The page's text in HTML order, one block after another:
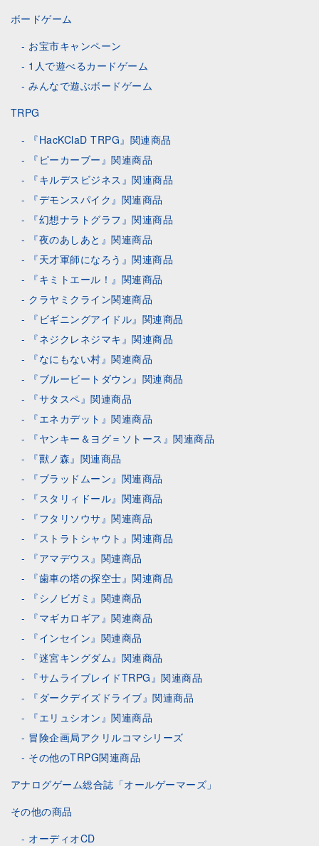
ボードゲーム
お宝市キャンペーン
1人で遊べるカードゲーム
みんなで遊ぶボードゲーム
TRPG
『HacKClaD TRPG』関連商品
『ピーカーブー』関連商品
『キルデスビジネス』関連商品
『デモンスパイク』関連商品
『幻想ナラトグラフ』関連商品
『夜のあしあと』関連商品
『天才軍師になろう』関連商品
『キミトエール！』関連商品
クラヤミクライン関連商品
『ビギニングアイドル』関連商品
『ネジクレネジマキ』関連商品
『なにもない村』関連商品
『ブルービートダウン』関連商品
『サタスペ』関連商品
『エネカデット』関連商品
『ヤンキー＆ヨグ＝ソトース』関連商品
『獸ノ森』関連商品
『ブラッドムーン』関連商品
『スタリィドール』関連商品
『フタリソウサ』関連商品
『ストラトシャウト』関連商品
『アマデウス』関連商品
『歯車の塔の探空士』関連商品
『シノビガミ』関連商品
『マギカロギア』関連商品
『インセイン』関連商品
『迷宮キングダム』関連商品
『サムライブレイドTRPG』関連商品
『ダークデイズドライブ』関連商品
『エリュシオン』関連商品
冒険企画局アクリルコマシリーズ
その他のTRPG関連商品
アナログゲーム総合誌「オールゲーマーズ」
その他の商品
オーディオCD